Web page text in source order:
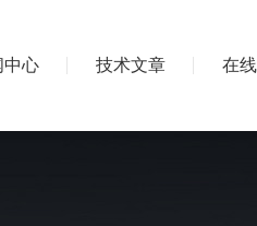
中心 技术文章 在